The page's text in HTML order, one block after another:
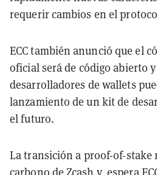
requerir cambios en el
ECC también anunció que el
oficial será de código abierto
desarrolladores de wallets
lanzamiento de un kit de
el futuro.
La transición a proof-of-stake